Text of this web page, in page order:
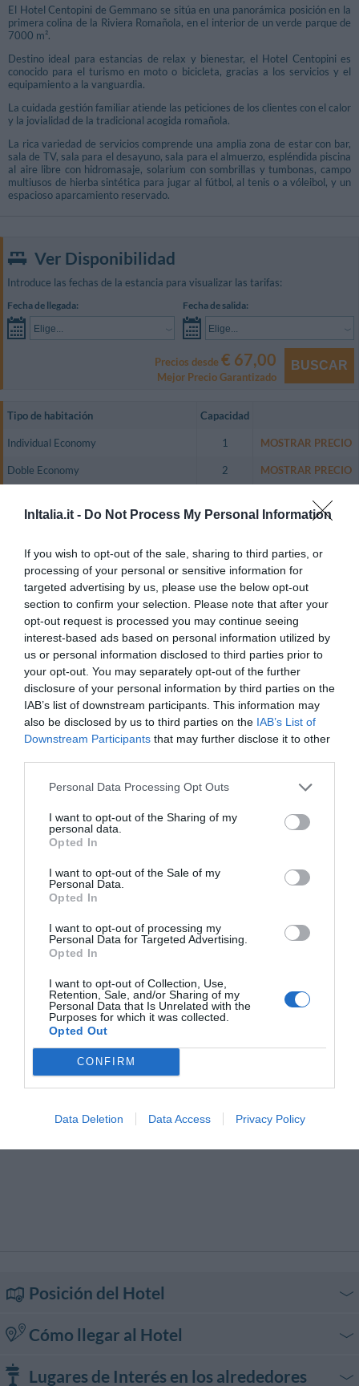
InItalia.it - Do Not Process My Personal Information
If you wish to opt-out of the sale, sharing to third parties, or
processing of your personal or sensitive information for
targeted advertising by us, please use the below opt-out
section to confirm your selection. Please note that after your
opt-out request is processed you may continue seeing
interest-based ads based on personal information utilized by
us or personal information disclosed to third parties prior to
your opt-out. You may separately opt-out of the further
disclosure of your personal information by third parties on the
IAB’s list of downstream participants. This information may
also be disclosed by us to third parties on the IAB’s List of
Downstream Participants that may further disclose it to other
Personal Data Processing Opt Outs
I want to opt-out of the Sharing of my
personal data.
Opted In
I want to opt-out of the Sale of my
Personal Data.
Opted In
I want to opt-out of processing my
Personal Data for Targeted Advertising.
Opted In
I want to opt-out of Collection, Use,
Retention, Sale, and/or Sharing of my
Personal Data that Is Unrelated with the
Purposes for which it was collected.
Opted Out
CONFIRM
Data Deletion Data Access Privacy Policy
El Hotel Centopini de Gemmano se sitúa en una panorámica posición en la
primera colina de la Riviera Romañola, en el interior de un verde parque de
7000 m².
Destino ideal para estancias de relax y bienestar, el Hotel Centopini es
conocido para el turismo en moto o bicicleta, gracias a los servicios y el
equipamiento a la vanguardia.
La cuidada gestión familiar atiende las peticiones de los clientes con el calor
y la jovialidad de la tradicional acogida romañola.
La rica variedad de servicios comprende una amplia zona de estar con bar,
sala de TV, sala para el desayuno, sala para el almuerzo, espléndida piscina
al aire libre con hidromasaje, solarium con sombrillas y tumbonas, campo
multiusos de hierba sintética para jugar al fútbol, al tenis o a vóleibol, y un
espacioso aparcamiento reservado.
Ver Disponibilidad
Introduce las fechas de la estancia para visualizar las tarifas:
Fecha de llegada:
Elige...
Fecha de salida:
Elige...
Precios desde€ 67,00
Mejor Precio Garantizado
BUSCAR
Tipo de habitación Capacidad
Individual Economy 1 MOSTRAR PRECIO
Doble Economy 2 MOSTRAR PRECIO
MOSTRAR PRECIO
El Hotel Centopini ofrece acogedoras habitaciones de categoría Economy y
Comfort (Superior), con un estilo y decoración muy cuidada.
- La Habitación Economy dispone de TV en color vía satélite, teléfono,
balcón y baño privado.
- La Habitación Comfort dispone de TV en color vía satélite, teléfono,
balcón y baño privado con albornoz y secador de pelo.
Habitaciones Disponibles: Individual Economy, Doble Economy,
Matrimonial Economy, Triple Economy.
Servicios Incluidos en el precio
Aire acondicionado en las zonas
comunes
Ascensor
Caja fuerte
Hidromasaje
Información Turística
Ping-pong
Prensa
Se aceptan mascotas pequeñas
Servicio Portería
Solarium
Restaurante y Bar
servicio impecable, ofrece los mejores platos de la tradición romañola junto
a excelentes vinos locales.
deliciosas "piadinas", pescado fresco del mar Adriático, sabrosas carnes,
dulces caseros, tartas y roscas (para el desayuno) preparadas con cuidado
por la señora Maria Grazia.
platos a base de productos sanos, frescos y energéticos.
Previa petición se preparan desayunos para llevar, tentempiés y meriendas
Servicios de Pago
Billetería Avión
Billetería Barco
Billetería Hidroplano
Cafetería
Ciclismo
Excursiones
Internet Point
Lavandería
Picnic
Pista de tenis
Restaurante
Restaurante para grupos
Servicio Fax
Servicio Fotocopiadora
Servicio de Canguro
Servicio médico
Snack bar
Características del Hotel
Gay Friendly
Habitaciones No Fumadores
Habitaciones insonorizadas
Jardín
Parque para niños
Recientemente reestructurado
Vistas Panorámicas
Posición del Hotel
Cómo llegar al Hotel
En coche
Lugares de Interés en los alrededores